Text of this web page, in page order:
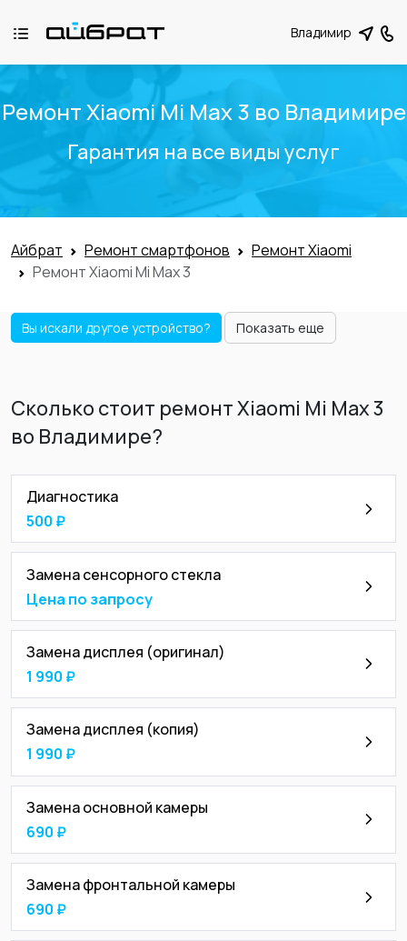
Владимир
Ремонт Xiaomi Mi Max 3 во Владимире
Гарантия на все виды услуг
Айбрат Ремонт смартфонов
Ремонт Xiaomi
Ремонт Xiaomi Mi Max 3
Вы искали другое устройство? Показать еще
Сколько стоит ремонт Xiaomi Mi Max 3
во Владимире?
Диагностика
500 ₽
Замена сенсорного стекла
Цена по запросу
Замена дисплея (оригинал)
1 990 ₽
Замена дисплея (копия)
1 990 ₽
Замена основной камеры
690 ₽
Замена фронтальной камеры
690 ₽